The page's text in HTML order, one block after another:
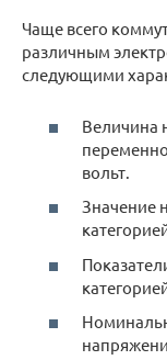
Чаще всего
различным
следующими
Величина
вольт.
Значение